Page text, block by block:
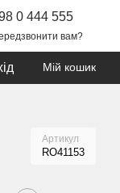
0 444 555
вам?
Мій кошик
Артикул
RO41153